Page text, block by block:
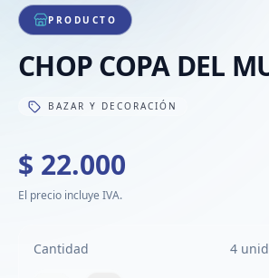
PRODUCTO
CHOP COPA DEL
BAZAR Y DECORACIÓN
$ 22.000
El precio incluye IVA.
Cantidad 4